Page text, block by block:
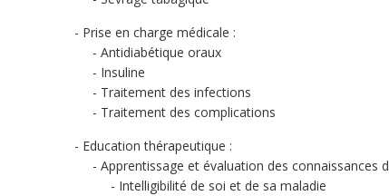
Prise en charge médicale :
Antidiabétique oraux
Insuline
Traitement des infections
Traitement des complications
Education thérapeutique :
Apprentissage et évaluation des connaissances
Intelligibilité de soi et de sa maladie